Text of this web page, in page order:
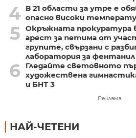
4 В 21 области за утре е
опасно високи
5 Окръжната прокуратура
арест за петима от
групите, свързани с
лаборатория за фентанил
6
Гледайте световното
художествена
и БНТ 3
Реклама
НАЙ-ЧЕТЕНИ